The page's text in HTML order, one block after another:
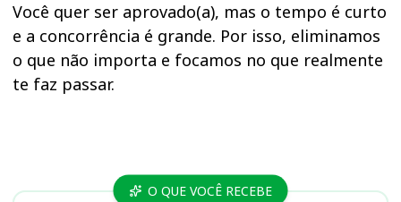
Você quer ser aprovado(a), mas o tempo é curto
e a concorrência é grande. Por isso, eliminamos
o que não importa e focamos no que realmente
te faz passar.
Cursos MP RSO QUE VOCÊ RECEBE